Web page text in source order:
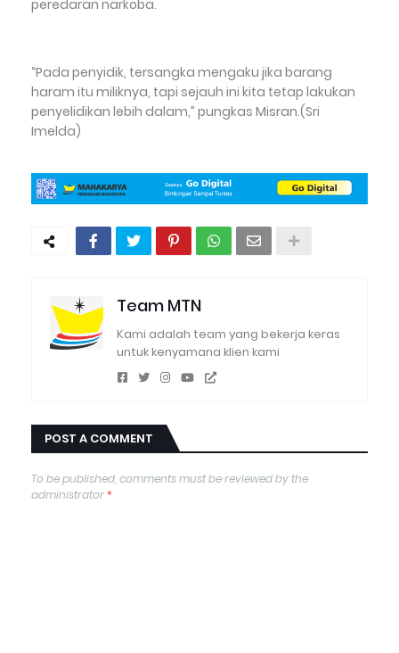
peredaran narkoba.
“Pada penyidik, tersangka mengaku jika barang
haram itu miliknya, tapi sejauh ini kita tetap lakukan
penyelidikan lebih dalam,” pungkas Misran.(Sri
Imelda)
Team MTN
Kami adalah team yang bekerja keras
untuk kenyamana klien kami
POST A COMMENT
To be published, comments must be reviewed by the
administrator*